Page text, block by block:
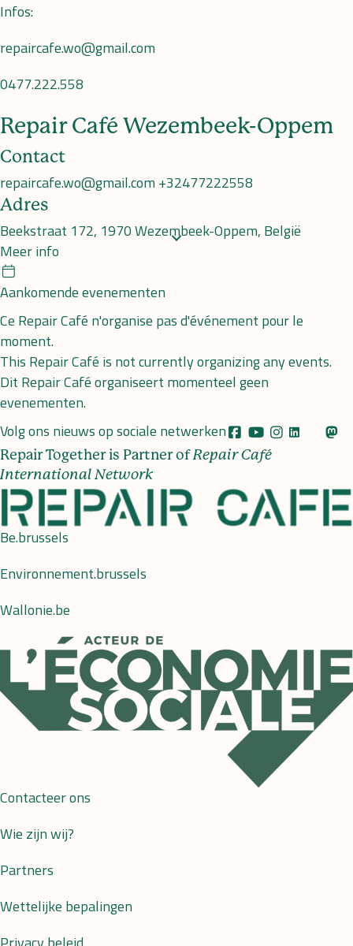
Infos:
repaircafe.wo@gmail.com
0477.222.558
Repair Café Wezembeek-Oppem
Contact
repaircafe.wo@gmail.com +32477222558
Adres
Beekstraat 172, 1970 Wezembeek-Oppem, België
Meer info
Aankomende evenementen
Ce Repair Café n'organise pas d'événement pour le
moment.
This Repair Café is not currently organizing any events.
Dit Repair Café organiseert momenteel geen
evenementen.
Volg ons nieuws op sociale netwerken
Repair Together is Partner ofRepair Café
International Network
Be.brussels
Environnement.brussels
Wallonie.be
Contacteer ons
Wie zijn wij?
Partners
Wettelijke bepalingen